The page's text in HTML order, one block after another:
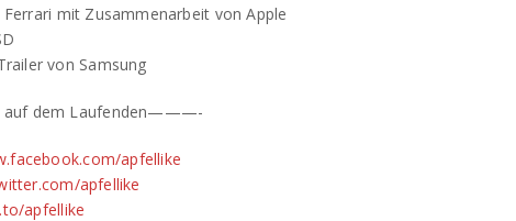
mit Zusammenarbeit von Apple
von Samsung
dem Laufenden———-
apfellike
apfellike
apfellike